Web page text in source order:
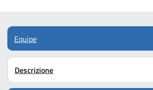
Equipe
Descrizione